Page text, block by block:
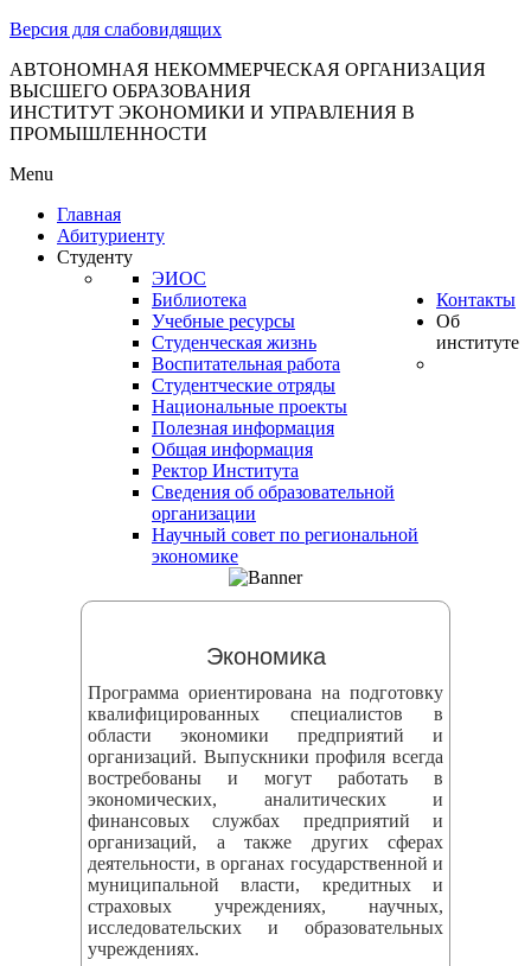
Версия для слабовидящих
АВТОНОМНАЯ НЕКОММЕРЧЕСКАЯ ОРГАНИЗАЦИЯ
ВЫСШЕГО ОБРАЗОВАНИЯ
ИНСТИТУТ ЭКОНОМИКИ И УПРАВЛЕНИЯ В
ПРОМЫШЛЕННОСТИ
Menu
Главная
Абитуриенту
Студенту
ЭИОС
Библиотека
Учебные ресурсы
Студенческая жизнь
Воспитательная работа
Студентческие отряды
Национальные проекты
Полезная информация
Контакты
Об
институте
Общая информация
Ректор Института
Сведения об образовательной
организации
Научный совет по региональной
экономике
Экономика
Программа ориентирована на подготовку
квалифицированных специалистов в
области экономики предприятий и
организаций. Выпускники профиля всегда
востребованы и могут работать в
экономических, аналитических и
финансовых службах предприятий и
организаций, а также других сферах
деятельности, в органах государственной и
муниципальной власти, кредитных и
страховых учреждениях, научных,
исследовательских и образовательных
учреждениях.